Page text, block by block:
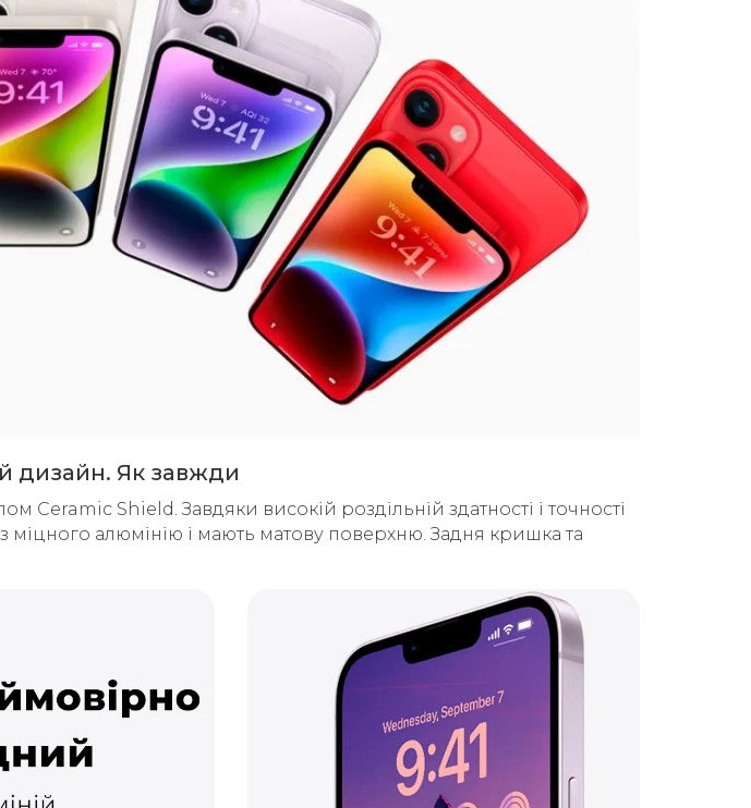
дизайн. Як завжди
Shield. Завдяки високій роздільній здатності і точності
міцного алюмінію і мають матову поверхню. Задня кришка та